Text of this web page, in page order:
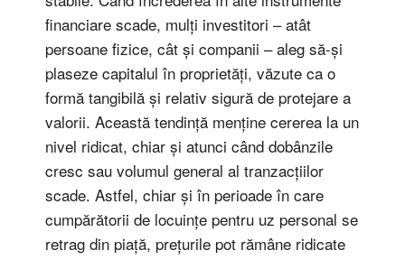
financiare scade, mulți investitori – atât
persoane fizice, cât și companii – aleg să-și
plaseze capitalul în proprietăți, văzute ca o
formă tangibilă și relativ sigură de protejare a
valorii. Această tendință menține cererea la un
nivel ridicat, chiar și atunci când dobânzile
cresc sau volumul general al tranzacțiilor
scade. Astfel, chiar și în perioade în care
cumpărătorii de locuințe pentru uz personal se
retrag din piață, prețurile pot rămâne ridicate